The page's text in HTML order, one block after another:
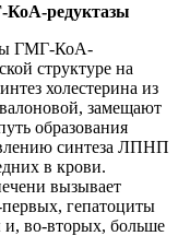
КоА-редуктазы
ГМГ-КоА-
структуре на
холестерина из
замещают
образования
синтеза ЛПНП
в крови.
вызывает
гепатоциты
во-вторых, больше